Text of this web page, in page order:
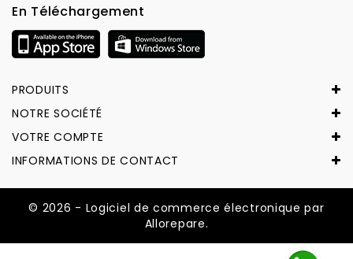
En Téléchargement
PRODUITS
NOTRE SOCIÉTÉ
VOTRE COMPTE
INFORMATIONS DE CONTACT
© 2026 - Logiciel de commerce électronique par
Allorepare.